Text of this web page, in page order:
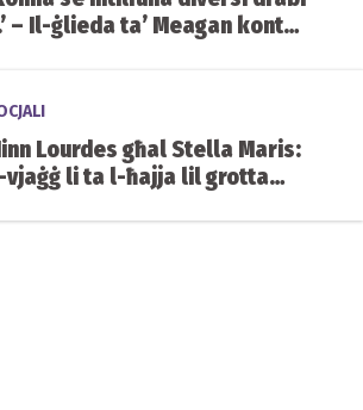
– Il-ġlieda ta’ Meagan kontra
Lourdes għal Stella Maris:
vjaġġ li ta l-ħajja lil grotta